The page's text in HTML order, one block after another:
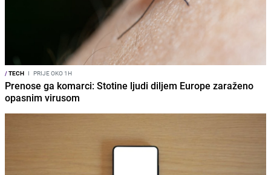
/TECH I PRIJE OKO 1H
Prenose ga komarci: Stotine ljudi diljem Europe zaraženo
opasnim virusom